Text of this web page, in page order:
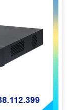
được nhiều
thông tin
ngần ngại để lại